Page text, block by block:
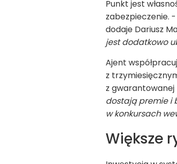
Punkt jest
zabezpieczenie. -
dodaje Dariusz
jest dodatkowo
Ajent
z
z
dostają premie i
w konkursach
Większe